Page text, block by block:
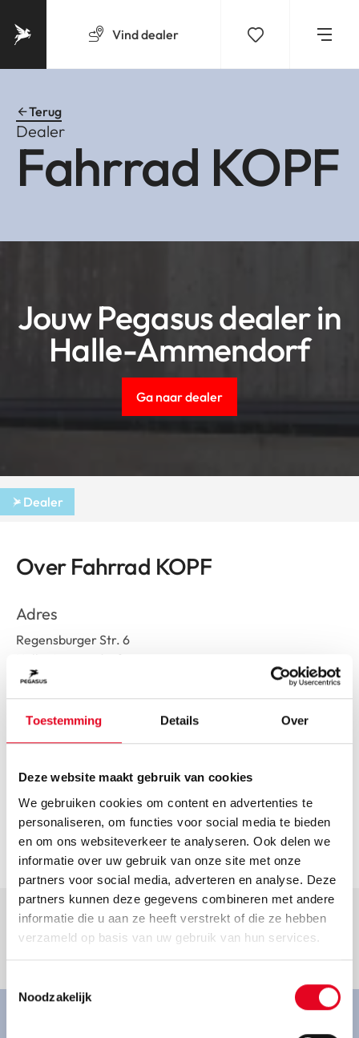
Toestemming Details Over
Deze website maakt gebruik van cookies
We gebruiken cookies om content en advertenties te
personaliseren, om functies voor social media te bieden
en om ons websiteverkeer te analyseren. Ook delen we
informatie over uw gebruik van onze site met onze
partners voor social media, adverteren en analyse. Deze
partners kunnen deze gegevens combineren met andere
informatie die u aan ze heeft verstrekt of die ze hebben
verzameld op basis van uw gebruik van hun services.
Noodzakelijk
Vinddealer
Terug
Dealer
Fahrrad KOPF
Jouw Pegasus dealer in
Halle-Ammendorf
Ga naar dealer
Dealer
Goed om te weten.
Over Fahrrad KOPF
Adres
Regensburger Str. 6
Halle-Ammendorf
Route plannen
Openingstijden
Helaas hebben we geen actuele openingstijden van deze
dealer. Neem voor de actuele openingstijden contact op
Contact
info@fahrrad-kopf.de
Ga naar dealer